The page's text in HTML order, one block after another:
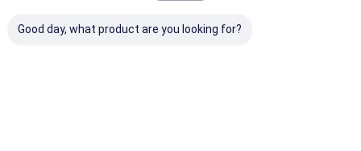
Good day, what product are you looking for?